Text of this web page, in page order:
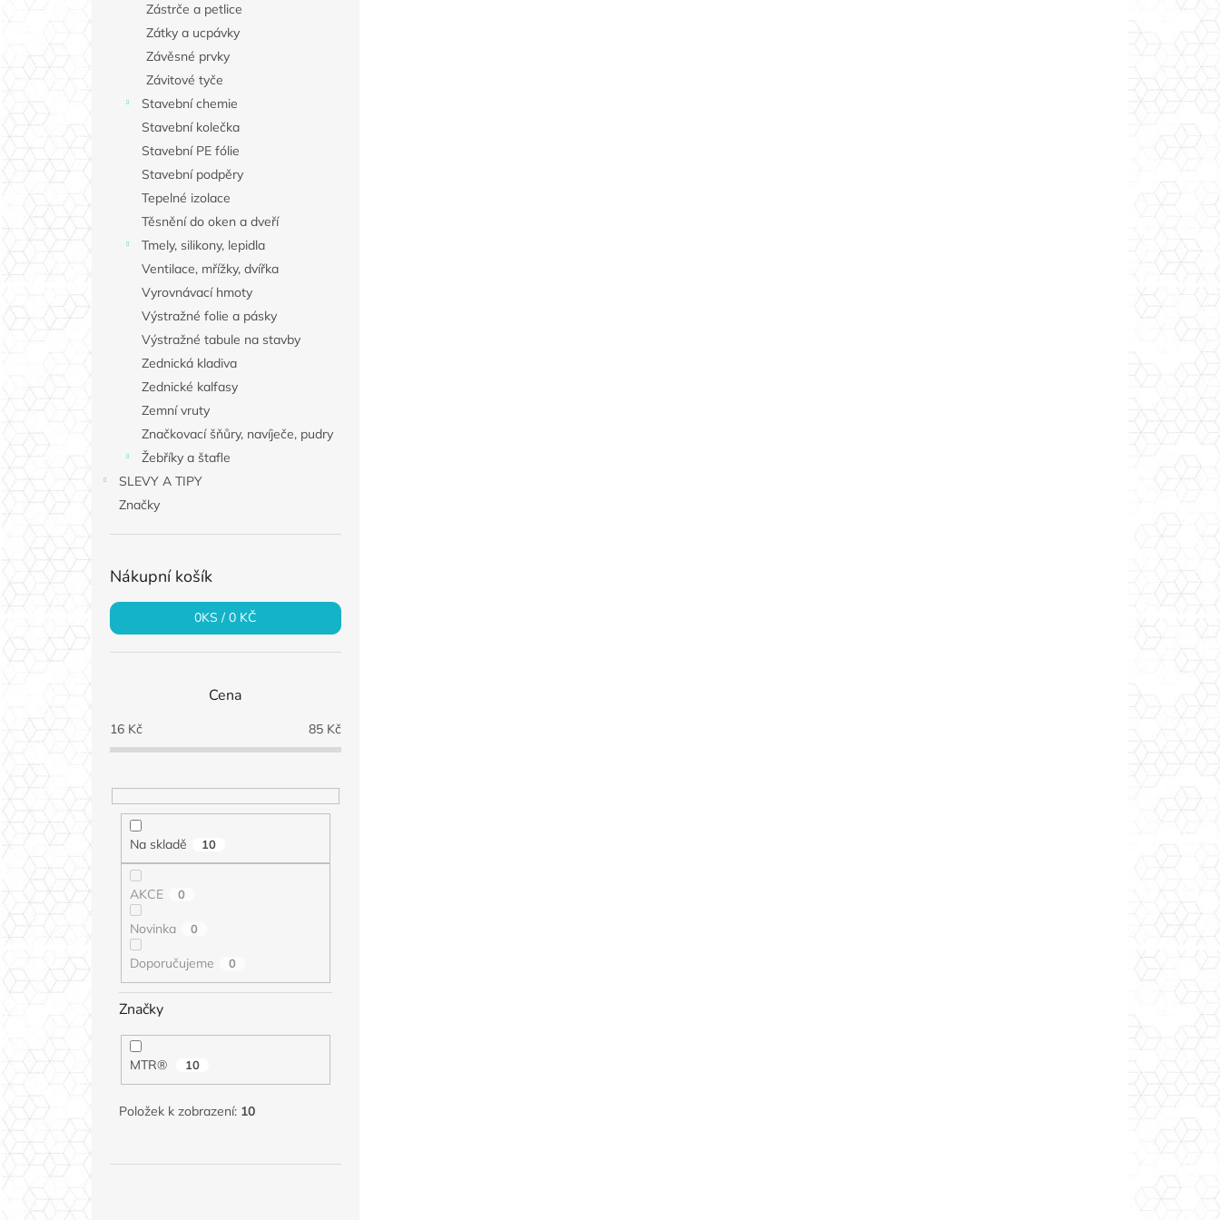
Zástrče a petlice
Zátky a ucpávky
Závěsné prvky
Závitové tyče
Stavební chemie
Stavební kolečka
Stavební PE fólie
Stavební podpěry
Tepelné izolace
Těsnění do oken a dveří
Tmely, silikony, lepidla
Ventilace, mřížky, dvířka
Vyrovnávací hmoty
Výstražné folie a pásky
Výstražné tabule na stavby
Zednická kladiva
Zednické kalfasy
Zemní vruty
Značkovací šňůry, navíječe, pudry
Žebříky a štafle
SLEVY A TIPY
Značky
Nákupní košík
0KS /0 KČ
Cena
16Kč 85Kč
Na skladě 10
AKCE 0
Novinka 0
Doporučujeme 0
Značky
MTR® 10
Položek k zobrazení: 10